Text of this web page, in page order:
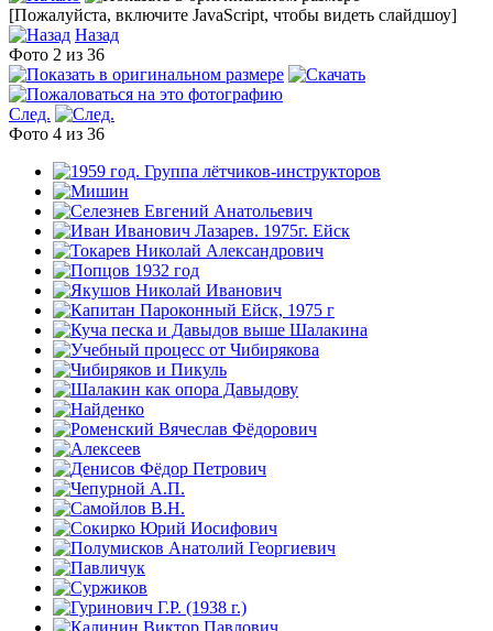
[Пожалуйста, включите JavaScript, чтобы видеть слайдшоу]
Назад
Фото 2 из 36
След.
Фото 4 из 36